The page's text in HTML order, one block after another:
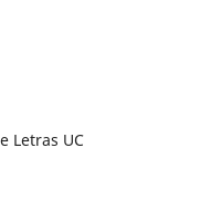
Letras UC